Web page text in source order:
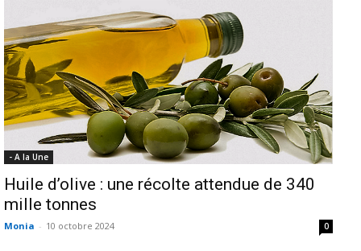
- A la Une
Huile d’olive : une récolte attendue de 340
mille tonnes
Monia - 10 octobre 2024 0